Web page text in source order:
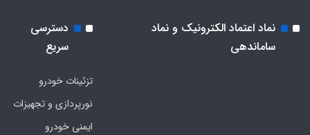
نماد اعتماد الکترونیک و نماد
ساماندهی
دسترسی
سریع
تزئینات خودرو
نورپردازی و تجهیزات
ایمنی خودرو